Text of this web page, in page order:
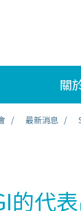
關
最新消息
的代